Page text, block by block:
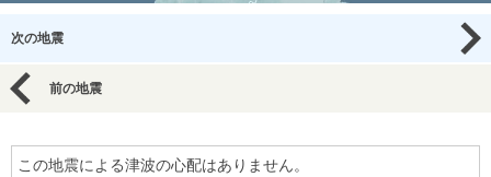
次の地震
前の地震
この地震による津波の心配はありません。